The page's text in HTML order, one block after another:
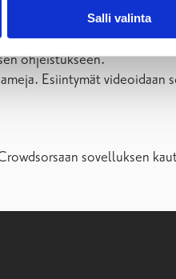
Salli valinta
ohjeistukseen.
Esiintymät
sovelluksen